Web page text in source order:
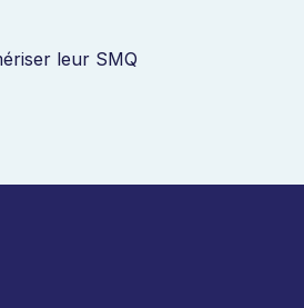
leur SMQ